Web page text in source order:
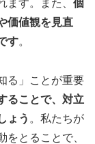
す。また、 個
価値観を見直
す。
る」ことが重要
ることで、対立
ょう 。私たちが
とることで、